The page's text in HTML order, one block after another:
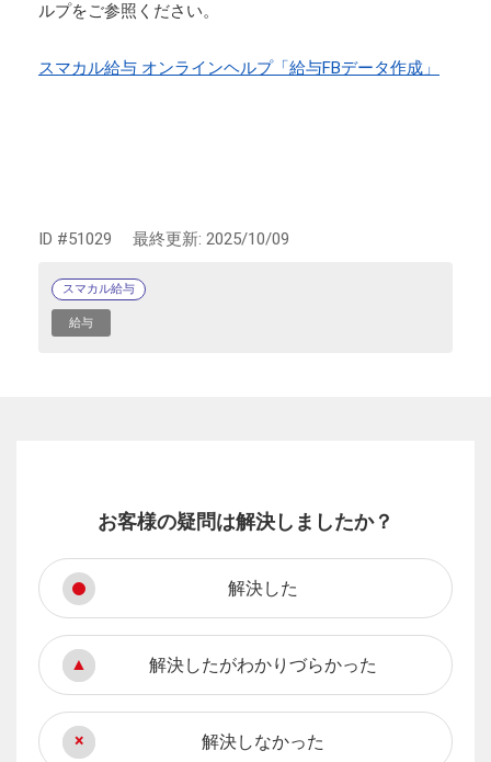
ルプをご参照ください。
スマカル給与 オンラインヘルプ「給与FBデータ作成」
ID #51029 最終更新: 2025/10/09
スマカル給与
給与
お客様の疑問は解決しましたか？
解決した
解決したがわかりづらかった
解決しなかった